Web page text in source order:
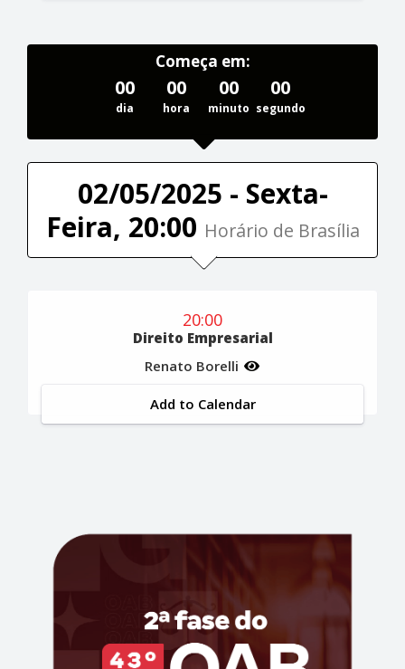
Começa em:
00
dia
00
hora
00
minuto
00
segundo
02/05/2025 - Sexta-
Feira, 20:00 Horário de Brasília
20:00
Direito Empresarial
Renato Borelli
Add to Calendar